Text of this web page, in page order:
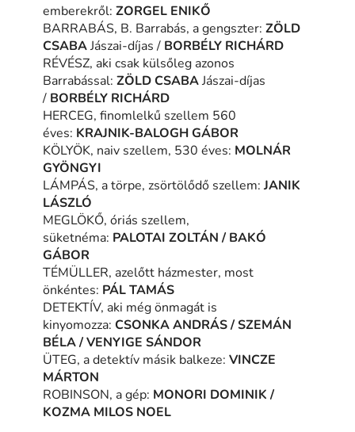
emberekről:ZORGEL ENIKŐ
BARRABÁS, B. Barrabás, a gengszter:ZÖLD
CSABAJászai-díjas / BORBÉLY RICHÁRD
RÉVÉSZ, aki csak külsőleg azonos
Barrabással:ZÖLD CSABAJászai-díjas
/ BORBÉLY RICHÁRD
HERCEG, finomlelkű szellem 560
éves: KRAJNIK-BALOGH GÁBOR
KÖLYÖK, naiv szellem, 530 éves: MOLNÁR
GYÖNGYI
LÁMPÁS, a törpe, zsörtölődő szellem:JANIK
LÁSZLÓ
MEGLÖKŐ, óriás szellem,
süketnéma: PALOTAI ZOLTÁN / BAKÓ
GÁBOR
TÉMÜLLER, azelőtt házmester, most
önkéntes: PÁL TAMÁS
DETEKTÍV, aki még önmagát is
kinyomozza:CSONKA ANDRÁS / SZEMÁN
BÉLA / VENYIGE SÁNDOR
ÜTEG, a detektív másik balkeze:VINCZE
MÁRTON
ROBINSON, a gép: MONORI DOMINIK /
KOZMA MILOS NOEL